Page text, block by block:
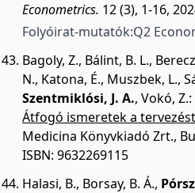
Econometrics. 12 (3), 1-16,
Folyóirat-mutatók:Q2
Bagoly, Z., Bálint, B. L.,
N., Katona, É., Muszbek, L.,
Szentmiklósi, J. A., Vokó, Z.:
Átfogó ismeretek a
Medicina Könyvkiadó Zrt.,
ISBN: 9632269115
Halasi, B., Borsay, B. Á.,